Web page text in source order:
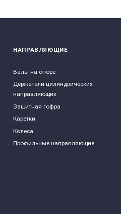
НАПРАВЛЯЮЩИЕ
Валы на опоре
Держатели цилиндрических
направляющих
Защитная гофра
Каретки
Колеса
Профильные направляющие